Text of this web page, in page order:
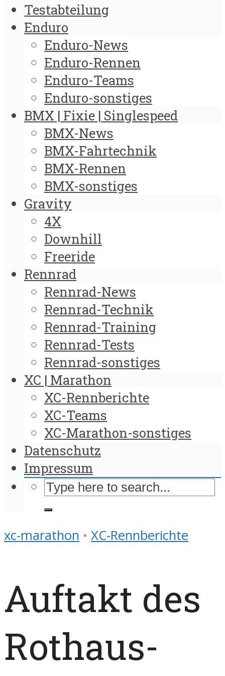
Testabteilung
Enduro
Enduro-News
Enduro-Rennen
Enduro-Teams
Enduro-sonstiges
BMX | Fixie | Singlespeed
BMX-News
BMX-Fahrtechnik
BMX-Rennen
BMX-sonstiges
Gravity
4X
Downhill
Freeride
Rennrad
Rennrad-News
Rennrad-Technik
Rennrad-Training
Rennrad-Tests
Rennrad-sonstiges
XC | Marathon
XC-Rennberichte
XC-Teams
XC-Marathon-sonstiges
Datenschutz
Impressum
xc-marathon • XC-Rennberichte
Auftakt des
Rothaus-